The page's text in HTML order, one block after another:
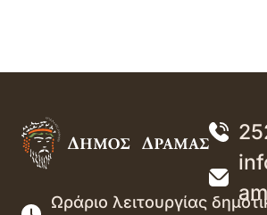
Ωράριο λειτουργίας